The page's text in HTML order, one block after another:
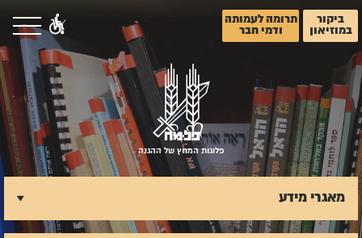
ביקור
במוזיאון
תרומה לעמותה
ודמי חבר
פלוגות המחץ של ההגנה
מאגרי מידע